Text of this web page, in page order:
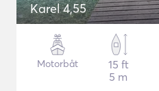
Karel 4,55
Motorbåt
15 ft
5 m